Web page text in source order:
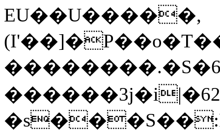
EU��U�����,